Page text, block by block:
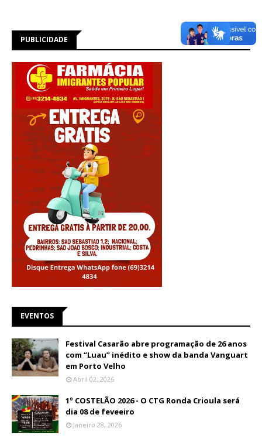
PUBLICIDADE
EVENTOS
Festival Casarão abre programação de 26 anos
com “Luau” inédito e show da banda Vanguart
em Porto Velho
Abril 02, 2026
1º COSTELÃO 2026 - O CTG Ronda Crioula será
dia 08 de feveeiro
Janeiro 28, 2026